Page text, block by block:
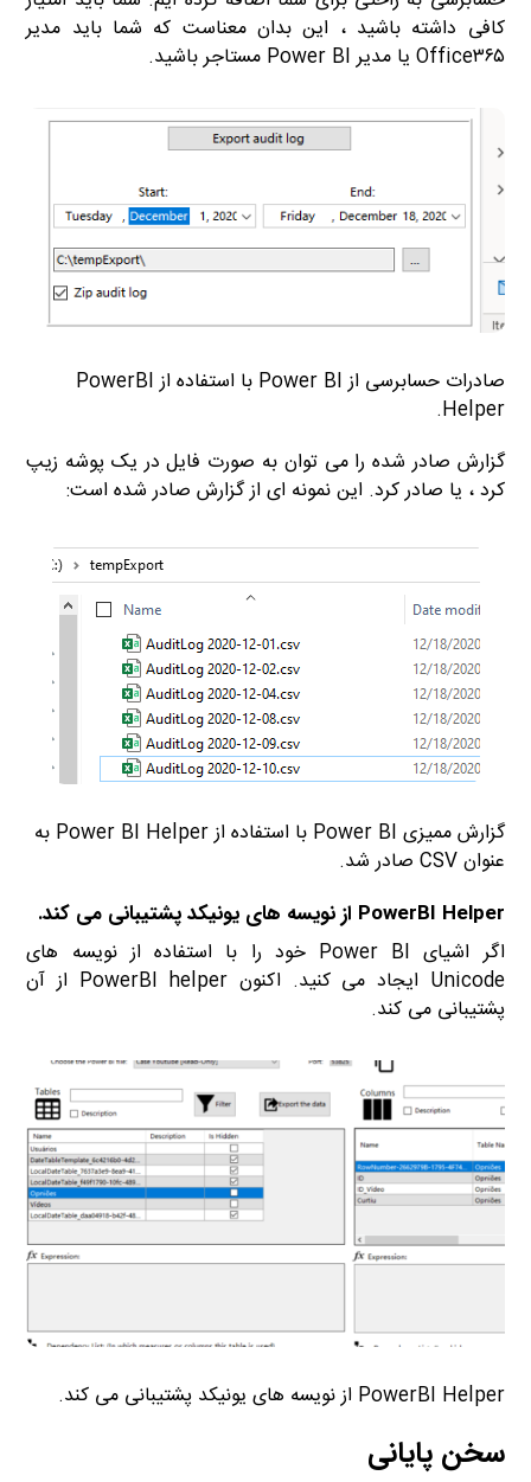
کافی داشته باشید ، این بدان معناست که شما باید مدیر
Office۳۶۵ یا مدیر Power BI مستاجر باشید.
صادرات حسابرسی از Power BI با استفاده از PowerBI
Helper.
گزارش صادر شده را می توان به صورت فایل در یک پوشه زیپ
کرد ، یا صادر کرد. این نمونه ای از گزارش صادر شده است:
گزارش ممیزی Power BI با استفاده از Power BI Helper به
عنوان CSV صادر شد.
PowerBI Helper از نویسه های یونیکد پشتیبانی می کند.
اگر اشیای Power BI خود را با استفاده از نویسه های
Unicode ایجاد می کنید. اکنون PowerBI helper از آن
پشتیبانی می کند.
PowerBI Helper از نویسه های یونیکد پشتیبانی می کند.
سخن پایانی